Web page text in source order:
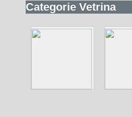
Categorie Vetrina